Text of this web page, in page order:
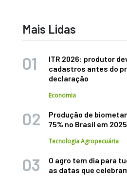
Mais Lidas
ITR 2026: produtor
cadastros antes do
declaração
Economia
Produção de
75% no Brasil em 2025
Tecnologia Agropecuária
O agro tem dia para
as datas que